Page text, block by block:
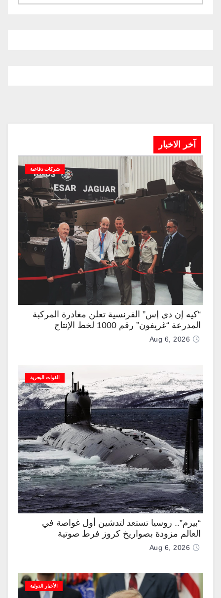
آخر الاخبار
شركات دفاعية
“كيه إن دي إس” الفرنسية تعلن مغادرة المركبة
المدرعة “غريفون” رقم 1000 لخط الإنتاج
Aug 6, 2026
القوات البحرية
“بيرم”.. روسيا تستعد لتدشين أول غواصة في
العالم مزودة بصواريخ كروز فرط صوتية
Aug 6, 2026
الأخبار الدولية